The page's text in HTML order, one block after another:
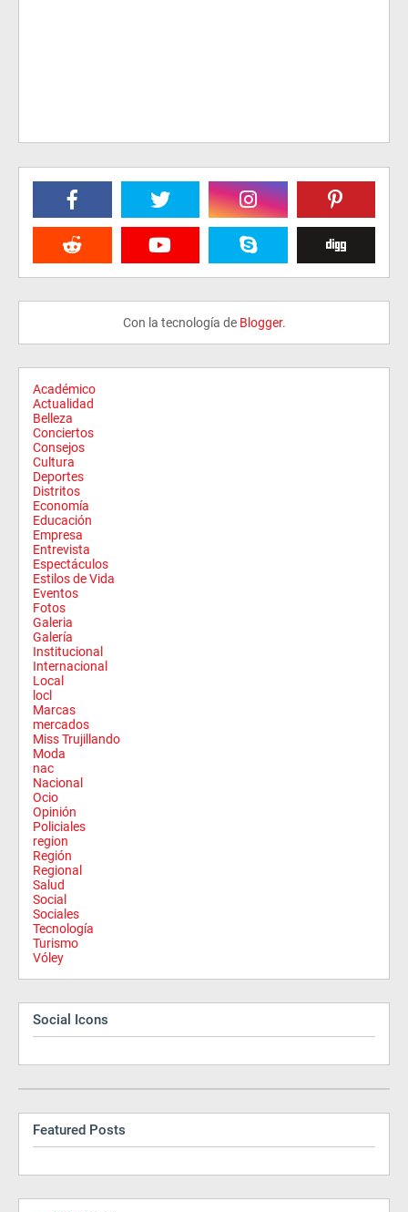
Con la tecnología de Blogger.
Académico
Actualidad
Belleza
Conciertos
Consejos
Cultura
Deportes
Distritos
Economía
Educación
Empresa
Entrevista
Espectáculos
Estilos de Vida
Eventos
Fotos
Galeria
Galería
Institucional
Internacional
Local
locl
Marcas
mercados
Miss Trujillando
Moda
nac
Nacional
Ocio
Opinión
Policiales
region
Región
Regional
Salud
Social
Sociales
Tecnología
Turismo
Vóley
Social Icons
Featured Posts